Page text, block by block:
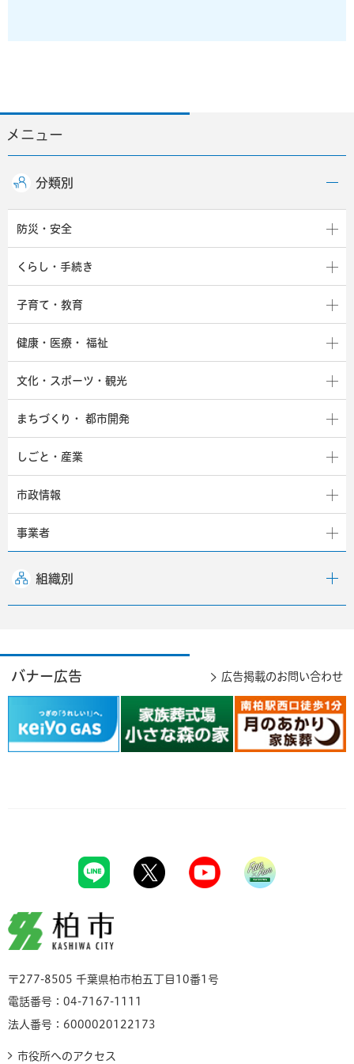
メニュー
分類別
防災・安全
くらし・手続き
子育て・教育
健康・医療・ 福祉
文化・スポーツ・観光
まちづくり・ 都市開発
しごと・産業
市政情報
事業者
組織別
バナー広告 広告掲載のお問い合わせ
柏市
〒277-8505 千葉県柏市柏五丁目10番1号
電話番号：04-7167-1111
法人番号：6000020122173
市役所へのアクセス